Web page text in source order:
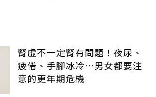
腎虛不一定腎有問題！夜尿、
疲倦、手腳冰冷…男女都要注
意的更年期危機